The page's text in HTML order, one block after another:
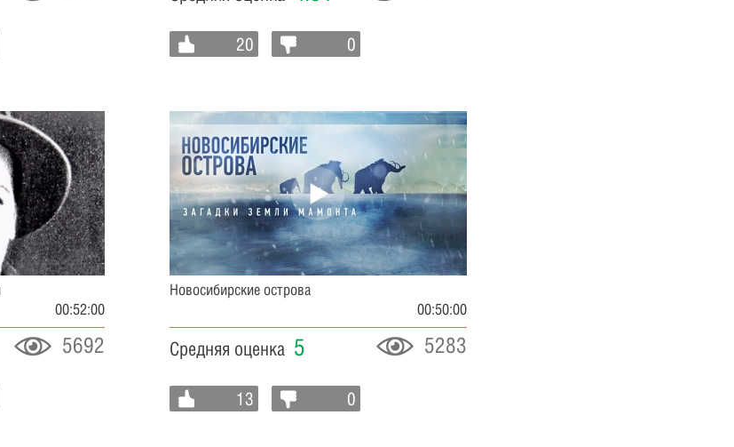
20 0
00:52:00
5692
Новосибирские острова
00:50:00
Средняя оценка 5 5283
13 0